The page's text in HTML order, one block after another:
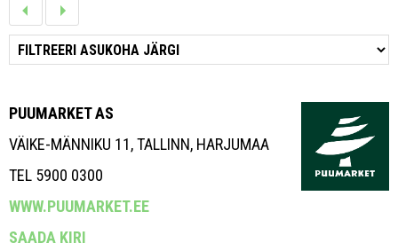
PUUMARKET AS
VÄIKE-MÄNNIKU 11, TALLINN, HARJUMAA
TEL 5900 0300
WWW.PUUMARKET.EE
SAADA KIRI